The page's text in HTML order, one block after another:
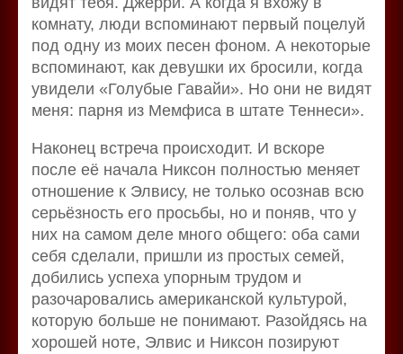
комнату, люди вспоминают первый поцелуй
под одну из моих песен фоном. А некоторые
вспоминают, как девушки их бросили, когда
увидели «Голубые Гавайи». Но они не видят
меня: парня из Мемфиса в штате Теннеси».
Наконец встреча происходит. И вскоре
после её начала Никсон полностью меняет
отношение к Элвису, не только осознав всю
серьёзность его просьбы, но и поняв, что у
них на самом деле много общего: оба сами
себя сделали, пришли из простых семей,
добились успеха упорным трудом и
разочаровались американской культурой,
которую больше не понимают. Разойдясь на
хорошей ноте, Элвис и Никсон позируют